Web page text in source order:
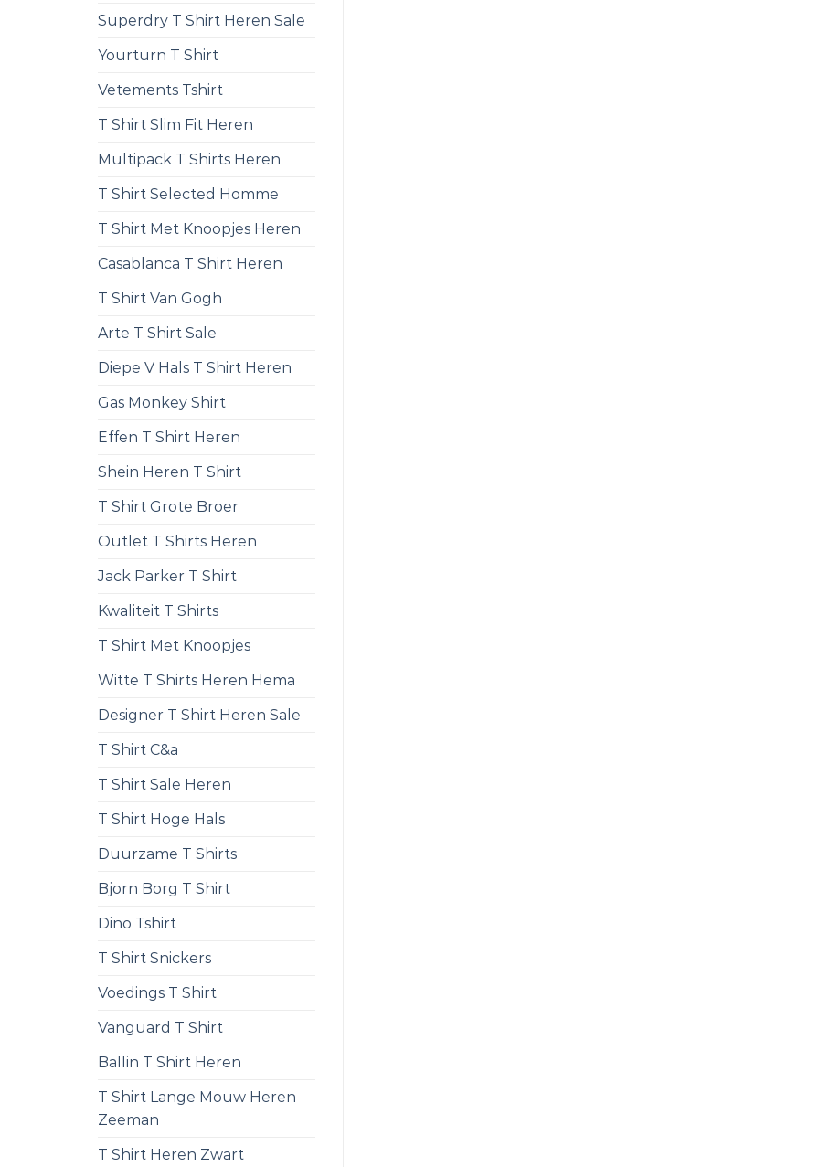
Superdry T Shirt Heren Sale
Yourturn T Shirt
Vetements Tshirt
T Shirt Slim Fit Heren
Multipack T Shirts Heren
T Shirt Selected Homme
T Shirt Met Knoopjes Heren
Casablanca T Shirt Heren
T Shirt Van Gogh
Arte T Shirt Sale
Diepe V Hals T Shirt Heren
Gas Monkey Shirt
Effen T Shirt Heren
Shein Heren T Shirt
T Shirt Grote Broer
Outlet T Shirts Heren
Jack Parker T Shirt
Kwaliteit T Shirts
T Shirt Met Knoopjes
Witte T Shirts Heren Hema
Designer T Shirt Heren Sale
T Shirt C&a
T Shirt Sale Heren
T Shirt Hoge Hals
Duurzame T Shirts
Bjorn Borg T Shirt
Dino Tshirt
T Shirt Snickers
Voedings T Shirt
Vanguard T Shirt
Ballin T Shirt Heren
T Shirt Lange Mouw Heren
Zeeman
T Shirt Heren Zwart